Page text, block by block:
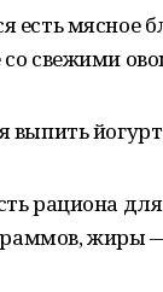
есть
свежими
выпить
рациона
жиры